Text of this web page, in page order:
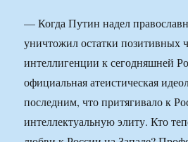
— Когда Путин надел
уничтожил остатки позитивных
интеллигенции к сегодняшней
официальная атеистическая
последним, что притягивало к
интеллектуальную элиту. Кто